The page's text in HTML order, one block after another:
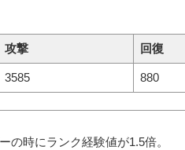
攻撃 回復
3585 880
の時にランク経験値が1.5倍。